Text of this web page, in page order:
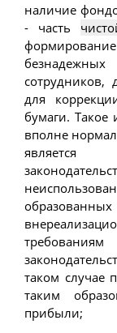
наличие
- часть
сотрудников,
для
бумаги. Такое
вполне
является
образованных
таком случае
таким
прибыли;